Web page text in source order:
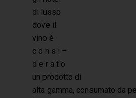
di lusso
dove il
vino è
c o n s i –
d e r a t o
un prodotto di
alta gamma, consumato da